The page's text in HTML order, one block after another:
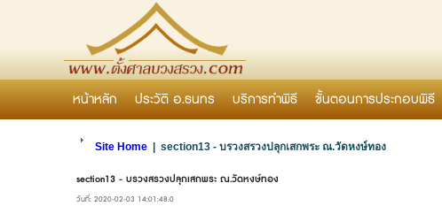
หน้าหลัก ประวัติ อ.ธนทร บริการทำพิธี ขั้นตอนการประกอบพิธี
Site Home section13 - บรวงสรวงปลุกเสกพระ ณ.วัดหงษ์ทอง
section13 - บรวงสรวงปลุกเสกพระ ณ.วัดหงษ์ทอง
วันที่: 2020-02-03 14:01:48.0